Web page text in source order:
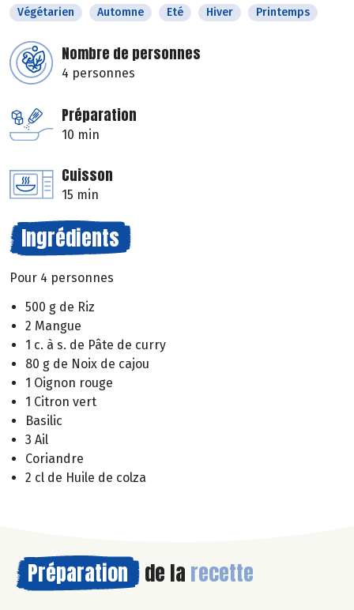
Végétarien
Automne Eté Hiver Printemps
Nombre de personnes
4 personnes
Préparation
10 min
Cuisson
15 min
Ingrédients
Pour 4 personnes
500 g de Riz
2 Mangue
1 c. à s. de Pâte de curry
80 g de Noix de cajou
1 Oignon rouge
1 Citron vert
Basilic
3 Ail
Coriandre
2 cl de Huile de colza
Préparation de la recette